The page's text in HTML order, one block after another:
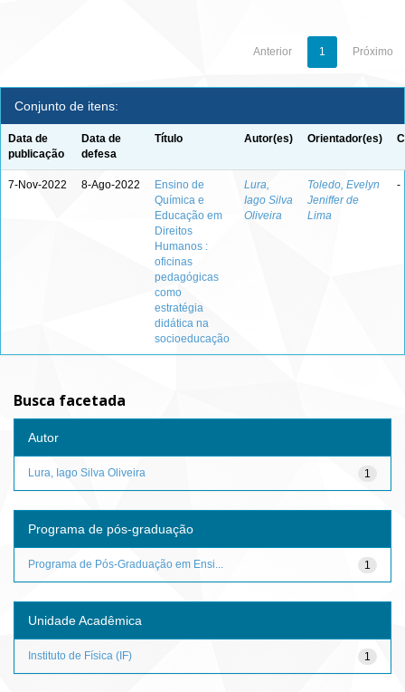
Anterior 1 Próximo
Conjunto de itens:
Data de
publicação
Data de
defesa
Título Autor(es) Orientador(es)
7-Nov-2022 8-Ago-2022
Ensino de
Química e
Educação em
Direitos
Humanos :
oficinas
pedagógicas
como
estratégia
didática na
socioeducação
Lura,
Iago Silva
Oliveira
Toledo, Evelyn
Jeniffer de
Lima
-
Busca facetada
Autor
1
Lura, Iago Silva Oliveira
Programa de pós-graduação
1
Programa de Pós-Graduação em Ensi...
Unidade Acadêmica
1
Instituto de Física (IF)